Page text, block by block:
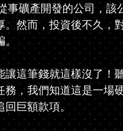
事礦產開發的公司，該
然而，投資後不久，
。
讓這筆錢就這樣沒了！
，我們知道這是一場
回巨額款項。